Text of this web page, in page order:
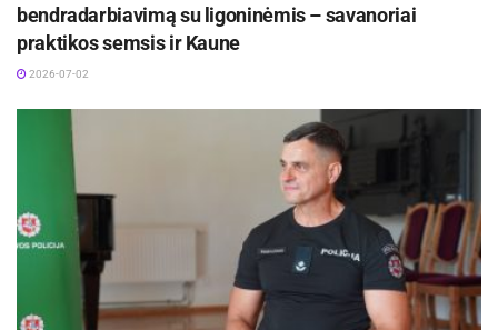
bendradarbiavimą su ligoninėmis – savanoriai
praktikos semsis ir Kaune
2026-07-02